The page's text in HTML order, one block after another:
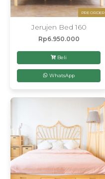
PRE ORDER
Jerujen Bed 160
Rp6.950.000
Beli
WhatsApp